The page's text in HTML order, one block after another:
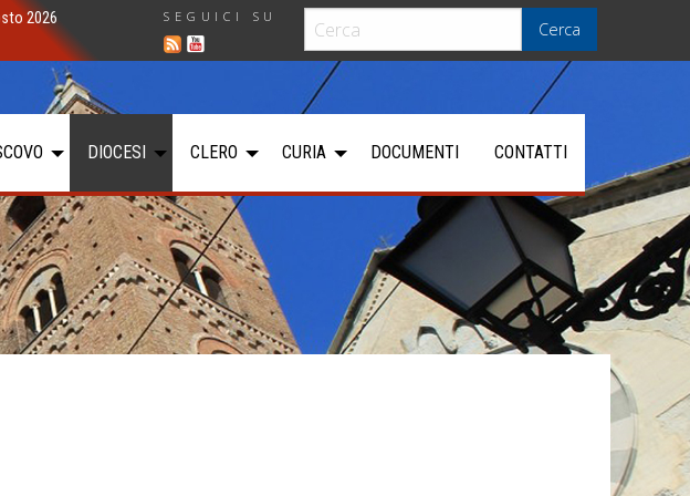
Cerca
SEGUICI SU
2026
DIOCESI CLERO CURIA DOCUMENTI CONTATTI